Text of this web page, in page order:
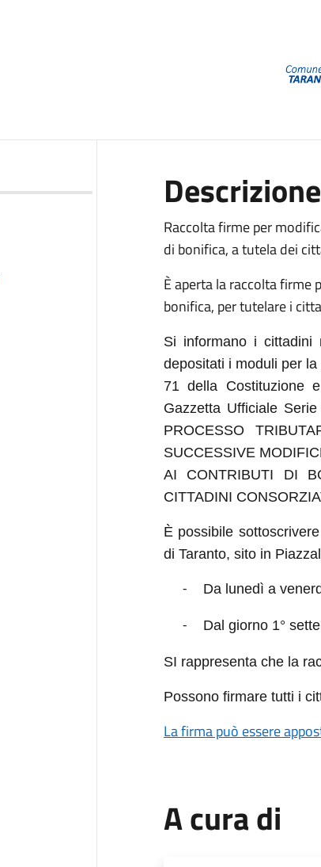
Descrizione
Raccolta firme per
di bonifica, a tutela dei
È aperta la raccolta
bonifica, per tutelare i
Si informano i cittadini
depositati i moduli per
71 della Costituzione
Gazzetta Ufficiale
PROCESSO
SUCCESSIVE
AI CONTRIBUTI DI
CITTADINI
È possibile
di Taranto, sito in
- Da lunedì a
- Dal giorno 1°
SI rappresenta che la
Possono firmare tutti i
La firma può essere
A cura di